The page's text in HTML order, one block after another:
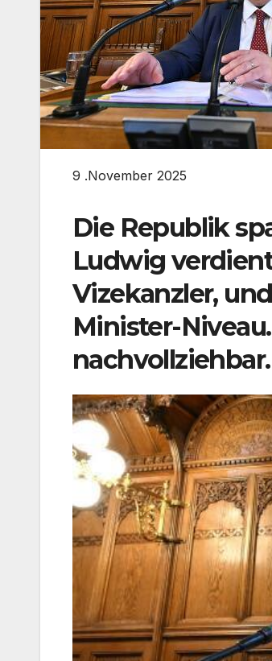
9 .November 2025
Die Republik
Ludwig
Vizekanzler,
Minister-
nachvollziehbar.